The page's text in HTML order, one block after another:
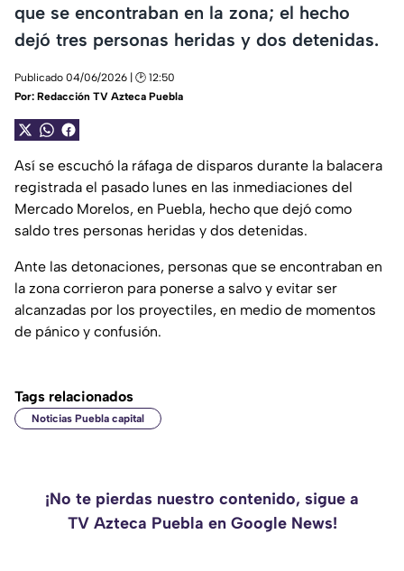
que se encontraban en la zona; el hecho
dejó tres personas heridas y dos detenidas.
Publicado 04/06/2026 | 🕑 12:50
Por: Redacción TV Azteca Puebla
Así se escuchó la ráfaga de disparos durante la balacera
registrada el pasado lunes en las inmediaciones del
Mercado Morelos, en Puebla, hecho que dejó como
saldo tres personas heridas y dos detenidas.
Ante las detonaciones, personas que se encontraban en
la zona corrieron para ponerse a salvo y evitar ser
alcanzadas por los proyectiles, en medio de momentos
de pánico y confusión.
Tags relacionados
Noticias Puebla capital
¡No te pierdas nuestro contenido, sigue a
TV Azteca Puebla en Google News!